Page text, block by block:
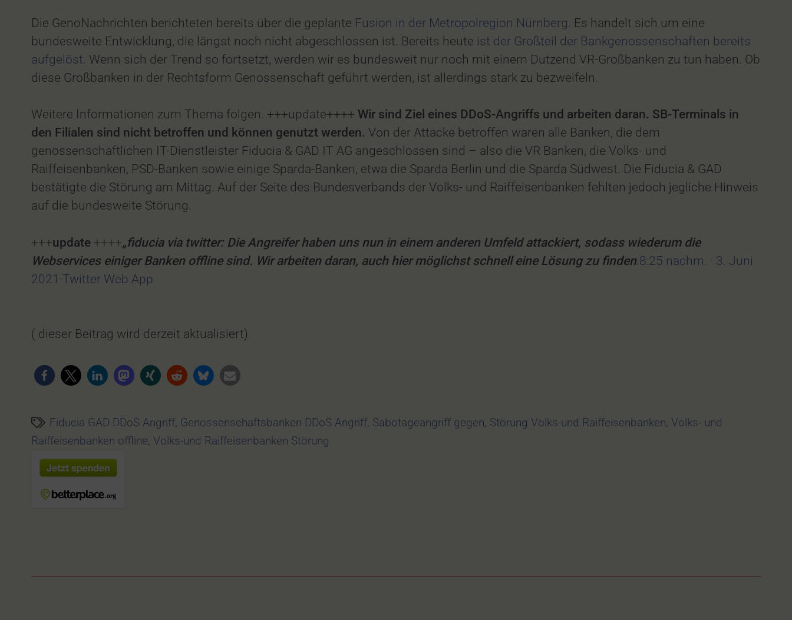
Die GenoNachrichten berichteten bereits über die geplante Fusion in der Metropolregion Nürnberg. Es handelt sich um eine
bundesweite Entwicklung, die längst noch nicht abgeschlossen ist. Bereits heute ist der Großteil der Bankgenossenschaften bereits
aufgelöst. Wenn sich der Trend so fortsetzt, werden wir es bundesweit nur noch mit einem Dutzend VR-Großbanken zu tun haben. Ob
diese Großbanken in der Rechtsform Genossenschaft geführt werden, ist allerdings stark zu bezweifeln.
Weitere Informationen zum Thema folgen. +++update++++ Wir sind Ziel eines DDoS-Angriffs und arbeiten daran. SB-Terminals in
den Filialen sind nicht betroffen und können genutzt werden. Von der Attacke betroffen waren alle Banken, die dem
genossenschaftlichen IT-Dienstleister Fiducia & GAD IT AG angeschlossen sind – also die VR Banken, die Volks- und
Raiffeisenbanken, PSD-Banken sowie einige Sparda-Banken, etwa die Sparda Berlin und die Sparda Südwest. Die Fiducia & GAD
bestätigte die Störung am Mittag. Auf der Seite des Bundesverbands der Volks- und Raiffeisenbanken fehlten jedoch jegliche Hinweis
auf die bundesweite Störung.
+++update ++++„fiducia via twitter: Die Angreifer haben uns nun in einem anderen Umfeld attackiert, sodass wiederum die
Webservices einiger Banken offline sind. Wir arbeiten daran, auch hier möglichst schnell eine Lösung zu finden.8:25 nachm. · 3. Juni
2021 ·Twitter Web App
( dieser Beitrag wird derzeit aktualisiert)
Fiducia GAD DDoS Angriff, Genossenschaftsbanken DDoS Angriff, Sabotageangriff gegen, Störung Volks-und Raiffeisenbanken,Volks- und
Raiffeisenbanken offline, Volks-und Raiffeisenbanken Störung